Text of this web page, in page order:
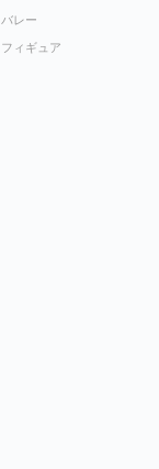
バレー
フィギュア